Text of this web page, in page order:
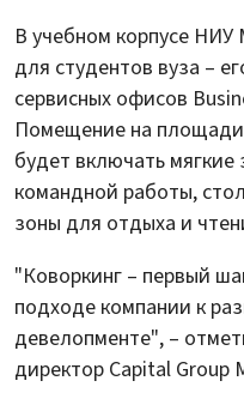
В учебном корпусе НИУ
для студентов вуза –
сервисных офисов
Помещение на площади
будет включать
командной работы,
зоны для отдыха и
"Коворкинг – первый
подходе компании к
девелопменте", –
директор Capital Group